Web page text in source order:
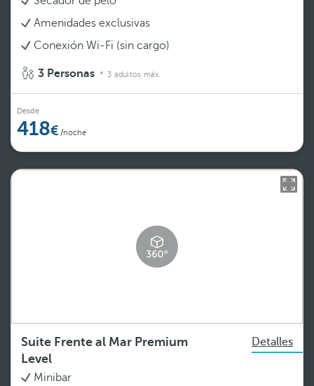
Amenidades exclusivas
Conexión Wi-Fi (sin cargo)
3 Personas 3 adultos máx.
Desde
418 /noche
Suite Frente al Mar Premium
Level
Detalles
Minibar